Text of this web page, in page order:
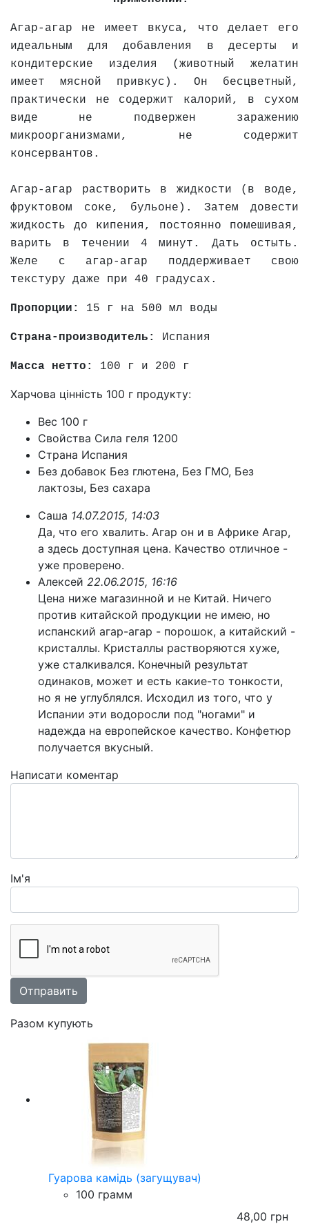
Агар-агар не имеет вкуса, что делает его
идеальным для добавления в десерты и
кондитерские изделия (животный желатин
имеет мясной привкус). Он бесцветный,
практически не содержит калорий, в сухом
виде не подвержен заражению
микроорганизмами, не содержит
консервантов.
Агар-агар растворить в жидкости (в воде,
фруктовом соке, бульоне). Затем довести
жидкость до кипения, постоянно помешивая,
варить в течении 4 минут. Дать остыть.
Желе с агар-агар поддерживает свою
текстуру даже при 40 градусах.
Пропорции: 15 г на 500 мл воды
Страна-производитель: Испания
Масса нетто: 100 г и 200 г
Харчова цінність 100 г продукту:
Вес 100 г
Свойства Сила геля 1200
Страна Испания
Без добавок Без глютена, Без ГМО, Без
лактозы, Без сахара
Саша 14.07.2015, 14:03
Да, что его хвалить. Агар он и в Африке Агар,
а здесь доступная цена. Качество отличное -
уже проверено.
Алексей 22.06.2015, 16:16
Цена ниже магазинной и не Китай. Ничего
против китайской продукции не имею, но
испанский агар-агар - порошок, а китайский -
кристаллы. Кристаллы растворяются хуже,
уже сталкивался. Конечный результат
одинаков, может и есть какие-то тонкости,
но я не углублялся. Исходил из того, что у
Испании эти водоросли под "ногами" и
надежда на европейское качество. Конфетюр
получается вкусный.
Написати коментар
Ім'я
Разом купують
Гуарова камідь (загущувач)
100 грамм
48,00 грн